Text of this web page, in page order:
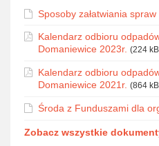
Sposoby załatwiania
Kalendarz odbioru
Domaniewice 2023r. (224
Kalendarz odbioru
Domaniewice 2021r. (864
Środa z Funduszami dla
Zobacz wszystkie